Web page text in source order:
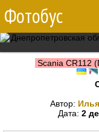
Фотобус
Scania CR112
Автор:
Дата: 2